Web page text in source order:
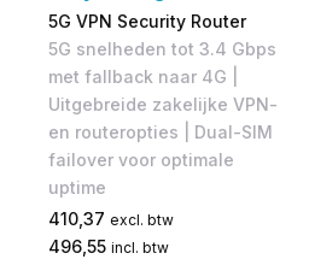
5G VPN Security Router
5G snelheden tot 3.4 Gbps
met fallback naar 4G |
Uitgebreide zakelijke VPN-
en routeropties | Dual-SIM
failover voor optimale
uptime
410,37 excl. btw
496,55 incl. btw